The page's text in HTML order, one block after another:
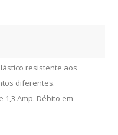
resistente aos
diferentes.
1,3 Amp. Débito em